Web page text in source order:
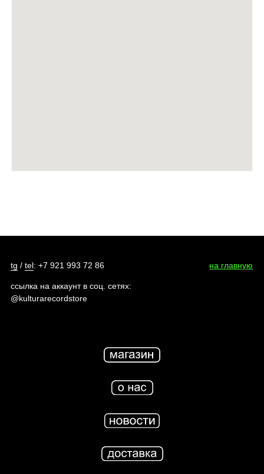
на главную
ссылка на аккаунт в соц. сетях:
@kulturarecordstore
tg / tel: +7 921 993 72 86